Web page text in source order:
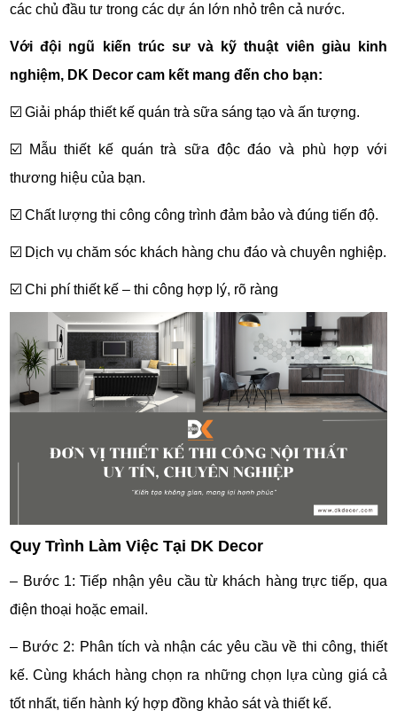
các chủ đầu tư trong các dự án lớn nhỏ trên cả nước.
Với đội ngũ kiến trúc sư và kỹ thuật viên giàu kinh
nghiệm, DK Decor cam kết mang đến cho bạn:
☑️Giải pháp thiết kế quán trà sữa sáng tạo và ấn tượng.
☑️
Mẫu thiết kế quán trà sữa độc đáo và phù hợp với
thương hiệu của bạn.
☑️Chất lượng thi công công trình đảm bảo và đúng tiến độ.
☑️ Dịch vụ chăm sóc khách hàng chu đáo và chuyên nghiệp.
☑️Chi phí thiết kế – thi công hợp lý, rõ ràng
Quy Trình Làm Việc Tại DK Decor
– Bước 1: Tiếp nhận yêu cầu từ khách hàng trực tiếp, qua
điện thoại hoặc email.
– Bước 2: Phân tích và nhận các yêu cầu về thi công, thiết
kế. Cùng khách hàng chọn ra những chọn lựa cùng giá cả
tốt nhất, tiến hành ký hợp đồng khảo sát và thiết kế.